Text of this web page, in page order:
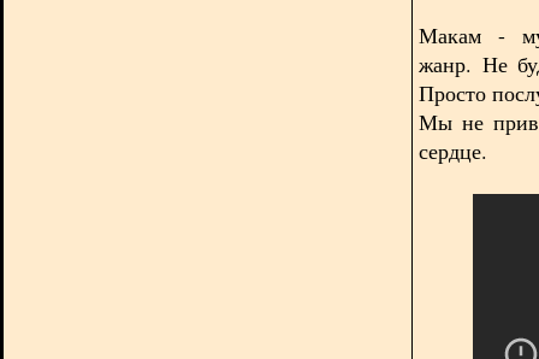
Макам -
жанр. Не
Просто
Мы не
сердце.